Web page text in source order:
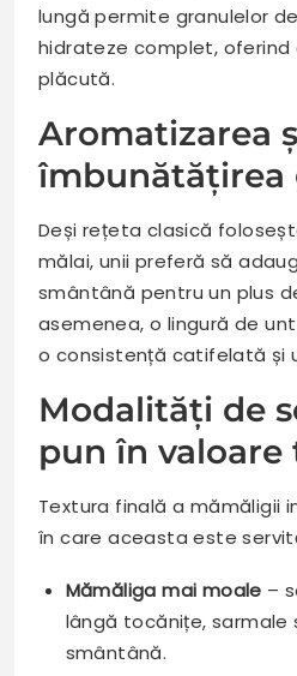
lungă permite granulelor
hidrateze complet, oferind
plăcută.
Aromatizarea
îmbunătățirea
Deși rețeta clasică
mălai, unii preferă să
smântână pentru un plus
asemenea, o lingură de
o consistență catifelată și
Modalități de
pun în valoare
Textura finală a mămăligii
în care aceasta este
Mămăliga mai moale –
lângă tocănițe, sarmale
smântână.